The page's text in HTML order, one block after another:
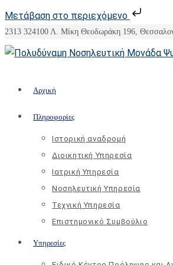
Μετάβαση στο περιεχόμενο
Skip
to
2313 324100 Λ. Μίκη Θεοδωράκη 196,
Αρχική
Πληροφορίες
Ιστορική αναδρομή
Διοικητική Υπηρεσία
Ιατρική Υπηρεσία
Νοσηλευτική Υπηρεσία
Τεχνική Υπηρεσία
Επιστημονικό Συμβούλιο
Υπηρεσίες